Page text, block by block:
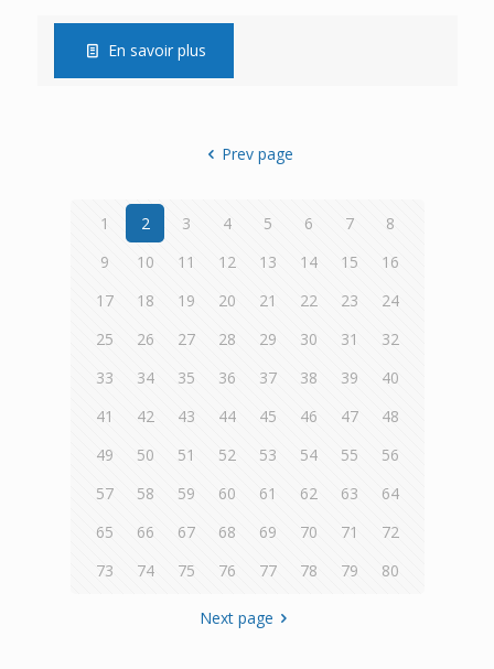
En savoir plus
Prev page
1 2 3 4 5 6 7
8
9
10 11 12 13 14 15
16
17
18 19 20 21 22 23
24
25
26 27 28 29 30 31
32
33
34 35 36 37 38 39
40
41
42 43 44 45 46 47
48
49
50 51 52 53 54 55
56
57
58 59 60 61 62 63
64
65
66 67 68 69 70 71
72
73
74 75 76 77 78 79 80
Next page